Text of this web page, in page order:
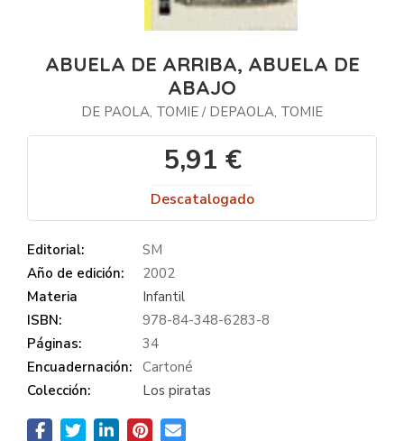
ABUELA DE ARRIBA, ABUELA DE
ABAJO
DE PAOLA, TOMIE / DEPAOLA, TOMIE
5,91 €
Descatalogado
Editorial:
SM
Año de edición:
2002
Materia
Infantil
ISBN:
978-84-348-6283-8
Páginas:
34
Encuadernación: Cartoné
Colección:
Los piratas